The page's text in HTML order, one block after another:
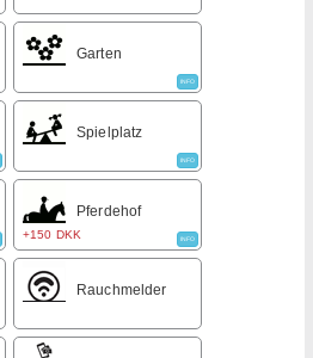
Garten
INFO
Spielplatz
INFO
+150 DKK
Pferdehof
INFO
Rauchmelder